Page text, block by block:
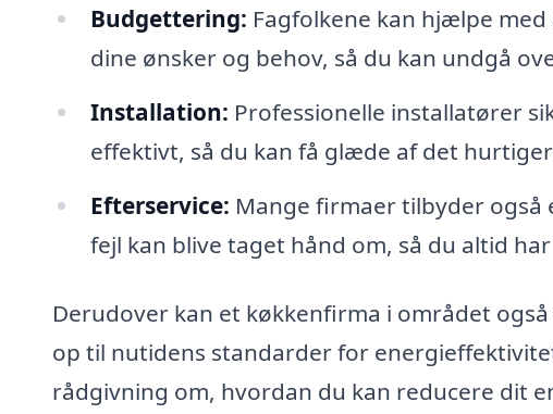
Budgettering: Fagfolkene kan hjælpe
dine ønsker og behov, så du kan undgå
Installation: Professionelle installatører
effektivt, så du kan få glæde af det
Efterservice: Mange firmaer tilbyder
fejl kan blive taget hånd om, så du altid
Derudover kan et køkkenfirma i området
op til nutidens standarder for
rådgivning om, hvordan du kan reducere dit